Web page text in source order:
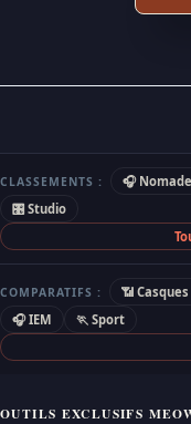
CLASSEMENTS : 🎧 Nomade
🎛 Studio
COMPARATIFS : 📶 Casques
🎧 IEM
🏃 Sport
OUTILS EXCLUSIFS